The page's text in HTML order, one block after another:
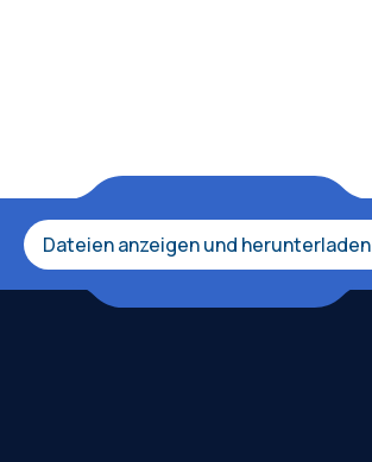
Dateien anzeigen und herunterladen